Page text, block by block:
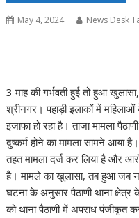
May 4, 2024 News Desk
3 माह की गर्भवती हुई तो हुआ
श्रीनगर। पहाड़ी इलाकों में
इजाफा हो रहा है। ताजा मामला
दुष्कर्म होने का मामला सामने आया
तहत मामला दर्ज कर लिया है और
है। मामले का खुलासा, तब हुआ जब
घटना के अनुसार पैठाणी थाना
को थाना पैठाणी में अपराध पंजीकृत